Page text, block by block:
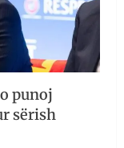
punoj
sërish